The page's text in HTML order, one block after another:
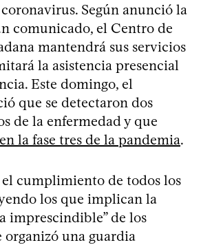
Según anunció la
comunicado, el Centro de
mantendrá sus servicios
la asistencia presencial
Este domingo, el
que se detectaron dos
de la enfermedad y que
la fase tres de la pandemia.
el cumplimiento de todos los
los que implican la
imprescindible” de los
organizó una guardia